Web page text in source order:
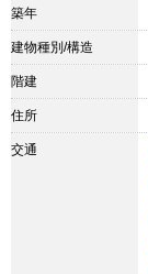
築年
建物種別/構造
階建
住所
交通